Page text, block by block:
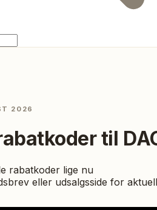
2026
til
rabatkoder lige nu
eller udsalgsside for